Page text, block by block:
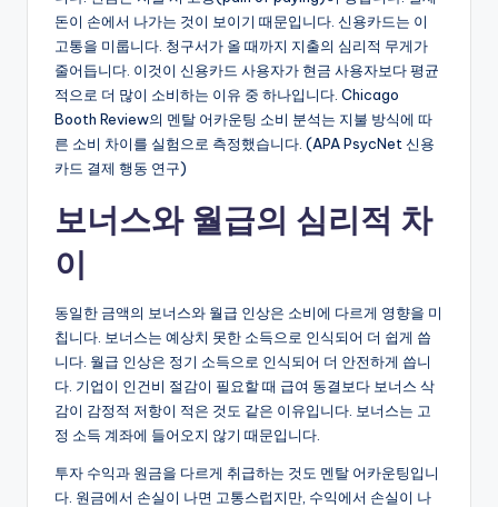
돈이 손에서 나가는 것이 보이기 때문입니다. 신용카드는 이
고통을 미룹니다. 청구서가 올 때까지 지출의 심리적 무게가
줄어듭니다. 이것이 신용카드 사용자가 현금 사용자보다 평균
적으로 더 많이 소비하는 이유 중 하나입니다. Chicago
Booth Review의 멘탈 어카운팅 소비 분석는 지불 방식에 따
른 소비 차이를 실험으로 측정했습니다. (APA PsycNet 신용
카드 결제 행동 연구)
보너스와 월급의 심리적 차
이
동일한 금액의 보너스와 월급 인상은 소비에 다르게 영향을 미
칩니다. 보너스는 예상치 못한 소득으로 인식되어 더 쉽게 씁
니다. 월급 인상은 정기 소득으로 인식되어 더 안전하게 씁니
다. 기업이 인건비 절감이 필요할 때 급여 동결보다 보너스 삭
감이 감정적 저항이 적은 것도 같은 이유입니다. 보너스는 고
정 소득 계좌에 들어오지 않기 때문입니다.
투자 수익과 원금을 다르게 취급하는 것도 멘탈 어카운팅입니
다. 원금에서 손실이 나면 고통스럽지만, 수익에서 손실이 나